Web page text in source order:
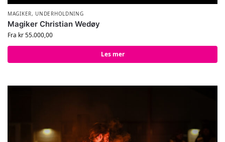
MAGIKER, UNDERHOLDNING
Magiker Christian Wedøy
Fra kr55.000,00
Les mer